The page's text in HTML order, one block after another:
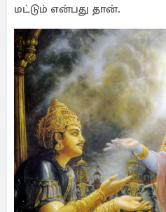
மட்டும் என்பது தான்.